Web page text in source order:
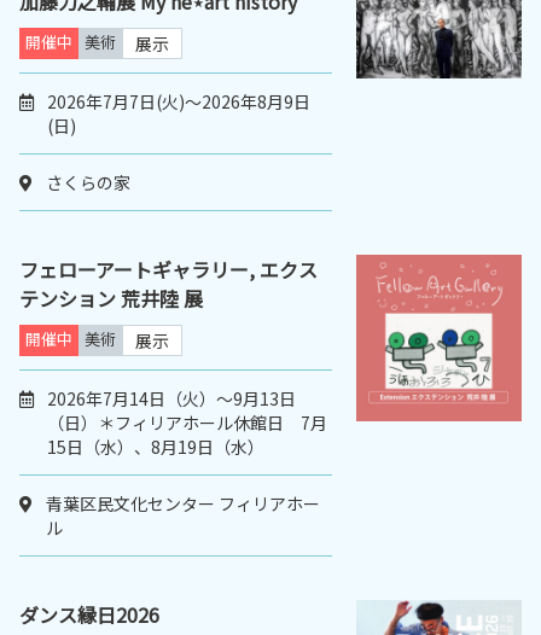
開催中 美術 展示
2026年7月7日(火)～2026年8月9日
(日)
さくらの家
フェローアートギャラリー, エクス
テンション 荒井陸 展
開催中 美術 展示
2026年7月14日（火）〜9月13日
（日）＊フィリアホール休館日 7月
15日（水）、8月19日（水）
青葉区民文化センター フィリアホー
ル
ダンス縁日2026